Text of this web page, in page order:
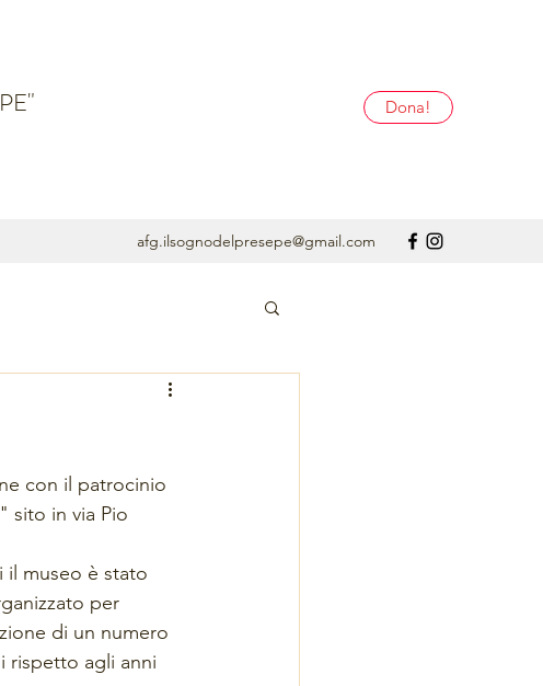
Dona!
afg.ilsognodelpresepe@gmail.com
con il patrocinio
sito in via Pio
il museo è stato
per
di un numero
rispetto agli anni